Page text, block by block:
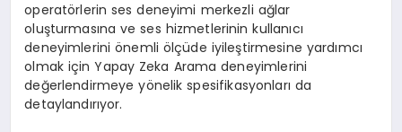
operatörlerin ses deneyimi merkezli ağlar
oluşturmasına ve ses hizmetlerinin kullanıcı
deneyimlerini önemli ölçüde iyileştirmesine yardımcı
olmak için Yapay Zeka Arama deneyimlerini
değerlendirmeye yönelik spesifikasyonları da
detaylandırıyor.